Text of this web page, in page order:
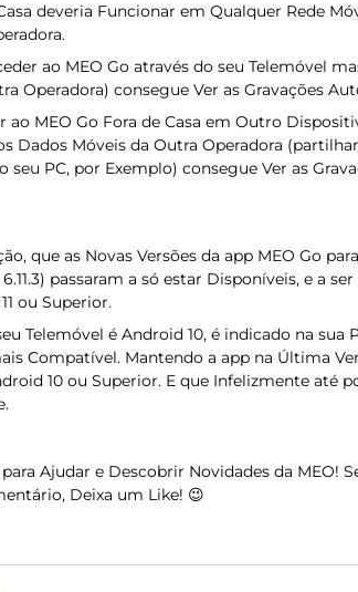
deveria Funcionar em Qualquer Rede
ao MEO Go através do seu Telemóvel
Operadora) consegue Ver as Gravações
ao MEO Go Fora de Casa em Outro
Dados Móveis da Outra Operadora
seu PC, por Exemplo) consegue Ver as
que as Novas Versões da app MEO Go
passaram a só estar Disponíveis, e a
ou Superior.
Telemóvel é Android 10, é indicado na sua
Compatível. Mantendo a app na Última
10 ou Superior. E que Infelizmente até
Ajudar e Descobrir Novidades da MEO!
Deixa um Like! 😉